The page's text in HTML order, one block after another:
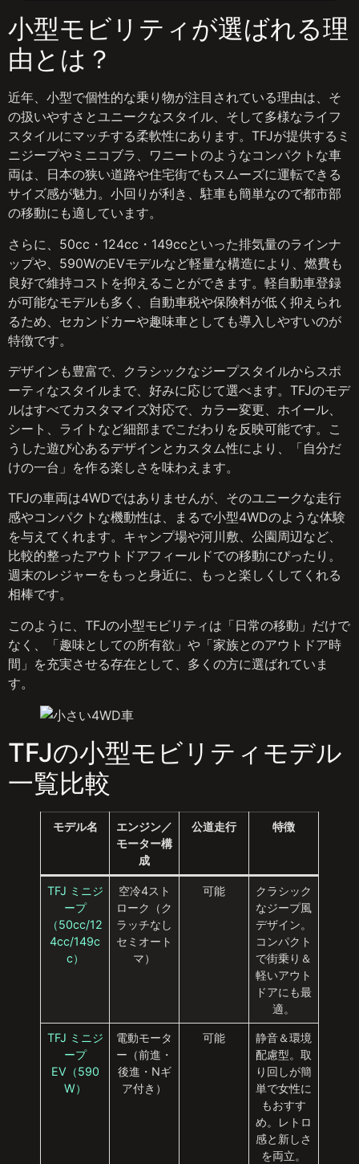
小型モビリティが選ばれる理
由とは？
近年、小型で個性的な乗り物が注目されている理由は、そ
の扱いやすさとユニークなスタイル、そして多様なライフ
スタイルにマッチする柔軟性にあります。TFJが提供するミ
ニジープやミニコブラ、ワニートのようなコンパクトな車
両は、日本の狭い道路や住宅街でもスムーズに運転できる
サイズ感が魅力。小回りが利き、駐車も簡単なので都市部
の移動にも適しています。
さらに、50cc・124cc・149ccといった排気量のラインナ
ップや、590WのEVモデルなど軽量な構造により、燃費も
良好で維持コストを抑えることができます。軽自動車登録
が可能なモデルも多く、自動車税や保険料が低く抑えられ
るため、セカンドカーや趣味車としても導入しやすいのが
特徴です。
デザインも豊富で、クラシックなジープスタイルからスポ
ーティなスタイルまで、好みに応じて選べます。TFJのモデ
ルはすべてカスタマイズ対応で、カラー変更、ホイール、
シート、ライトなど細部までこだわりを反映可能です。こ
うした遊び心あるデザインとカスタム性により、「自分だ
けの一台」を作る楽しさを味わえます。
TFJの車両は4WDではありませんが、そのユニークな走行
感やコンパクトな機動性は、まるで小型4WDのような体験
を与えてくれます。キャンプ場や河川敷、公園周辺など、
比較的整ったアウトドアフィールドでの移動にぴったり。
週末のレジャーをもっと身近に、もっと楽しくしてくれる
相棒です。
このように、TFJの小型モビリティは「日常の移動」だけで
なく、「趣味としての所有欲」や「家族とのアウトドア時
間」を充実させる存在として、多くの方に選ばれていま
す。
TFJの小型モビリティモデル
一覧比較
モデル名
エンジン／
モーター構
成
公道走行 特徴
TFJ ミニジ
ープ
（50cc/12
4cc/149c
c）
空冷4スト
ローク（ク
ラッチなし
セミオート
マ）
可能
クラシック
なジープ風
デザイン。
コンパクト
で街乗り＆
軽いアウト
ドアにも最
適。
TFJ ミニジ
ープ
EV（590
W）
電動モータ
ー（前進・
後進・Nギ
ア付き）
可能
静音＆環境
配慮型。取
り回しが簡
単で女性に
もおすす
め。レトロ
感と新しさ
を両立。